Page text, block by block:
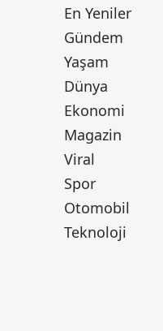
En Yeniler
Gündem
Yaşam
Dünya
Ekonomi
Magazin
Viral
Spor
Otomobil
Teknoloji